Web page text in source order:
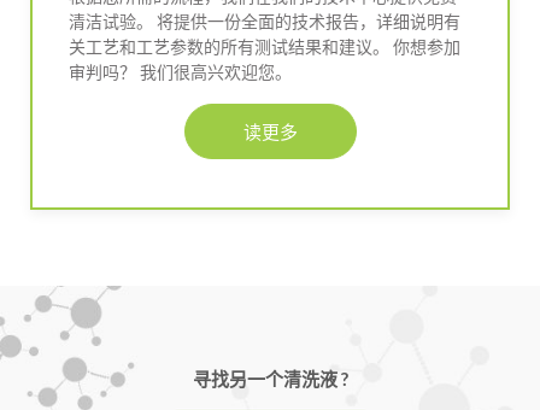
清洁试验。 将提供一份全面的技术报告，详细说明有
关工艺和工艺参数的所有测试结果和建议。 你想参加
审判吗？ 我们很高兴欢迎您。
读更多
寻找另一个清洗液 ?